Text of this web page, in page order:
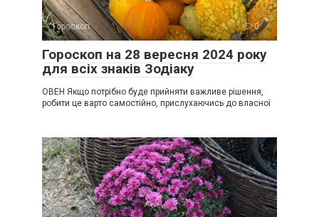
Гороскоп 0
Гороскоп на 28 вересня 2024 року
для всіх знаків Зодіаку
ОВЕН Якщо потрібно буде прийняти важливе рішення,
робити це варто самостійно, прислухаючись до власної